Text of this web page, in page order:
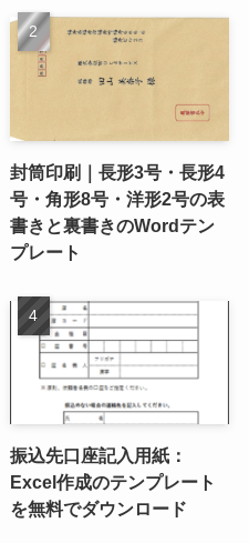
封筒印刷｜長形3号・長形4
号・角形8号・洋形2号の表
書きと裏書きのWordテン
プレート
振込先口座記入用紙：
Excel作成のテンプレート
を無料でダウンロード